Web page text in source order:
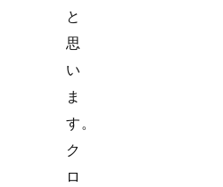
と
思
い
ま
す。
ク
ロ